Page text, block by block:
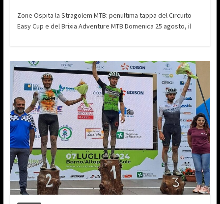
Zone Ospita la Stragölem MTB: penultima tappa del Circuito
Easy Cup e del Brixia Adventure MTB Domenica 25 agosto, il